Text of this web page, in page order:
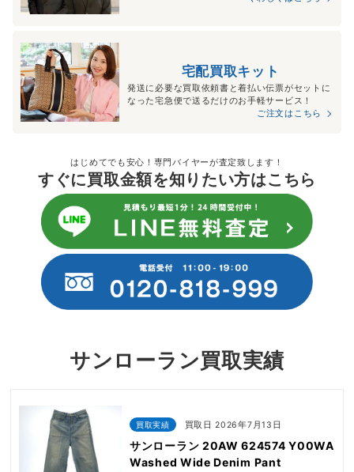
宅配買取キット
発送に必要な買取依頼書と着払い伝票がセットに
なった宅急便で送るだけのお手軽サービス！
ご注文はこちら
はじめてでも安心！専門バイヤーが査定致します！
すぐに買取金額を知りたい方はこちら
サンローラン買取実績
買取実績 買取日 2026年7月13日
サンローラン 20AW 624574 Y00WA
Washed Wide Denim Pant